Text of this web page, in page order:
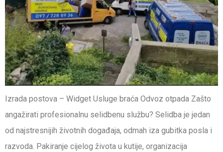
Izrada postova – Widget Usluge braća Odvoz otpada Zašto
angažirati profesionalnu selidbenu službu? Selidba je jedan
od najstresnijih životnih događaja, odmah iza gubitka posla i
razvoda. Pakiranje cijelog života u kutije, organizacija